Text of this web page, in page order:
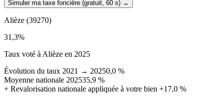
Simuler ma taxe foncière (gratuit, 60 s) →
Alièze (39270)
31,3%
Taux voté à Alièze en 2025
Évolution du taux 2021 → 20250,0 %
Moyenne nationale 202535,9 %
+ Revalorisation nationale appliquée à votre bien +17,0 %